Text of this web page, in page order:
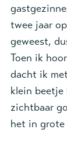
twee jaar
geweest,
Toen ik
dacht ik
klein beetje
zichtbaar
het in